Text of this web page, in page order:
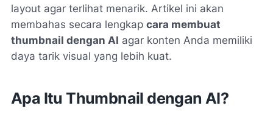
layout agar terlihat menarik. Artikel ini akan
membahas secara lengkap cara membuat
thumbnail dengan AI agar konten Anda memiliki
daya tarik visual yang lebih kuat.
Apa Itu Thumbnail dengan AI?